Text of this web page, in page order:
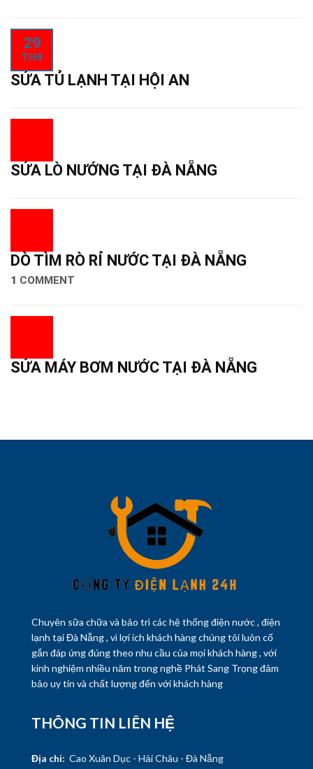
29
TH8
SỬA TỦ LẠNH TẠI HỘI AN
SỬA LÒ NƯỚNG TẠI ĐÀ NẴNG
DÒ TÌM RÒ RỈ NƯỚC TẠI ĐÀ NẴNG
1 COMMENT
SỬA MÁY BƠM NƯỚC TẠI ĐÀ NẴNG
Chuyên sữa chữa và bảo trì các hệ thống điện nước , điện
lạnh tại Đà Nẫng , vì lợi ích khách hàng chúng tôi luôn cố
gắn đáp ứng đúng theo nhu cầu của mọi khách hàng , với
kinh nghiệm nhiều năm trong nghề Phát Sang Trọng đảm
bảo uy tín và chất lượng đến với khách hàng
THÔNG TIN LIÊN HỆ
Địa chỉ: Cao Xuân Dục - Hải Châu - Đà Nẵng